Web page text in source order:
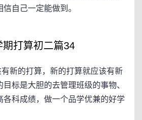
自己一定能做到。
期打算初二篇34
新的打算，新的打算就应该有新
标是大胆的去管理班级的事物、
各科成绩，做一个品学优兼的好学